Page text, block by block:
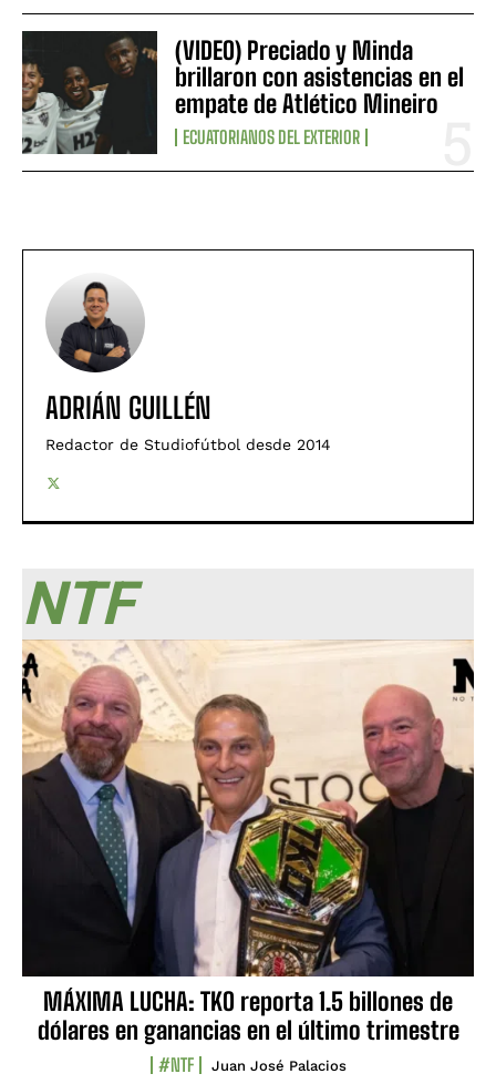
(VIDEO) Preciado y Minda
brillaron con asistencias en el
empate de Atlético Mineiro
ECUATORIANOS DEL EXTERIOR
ADRIÁN GUILLÉN
Redactor de Studiofútbol desde 2014
NTF
MÁXIMA LUCHA: TKO reporta 1.5 billones de
dólares en ganancias en el último trimestre
#NTF Juan José Palacios